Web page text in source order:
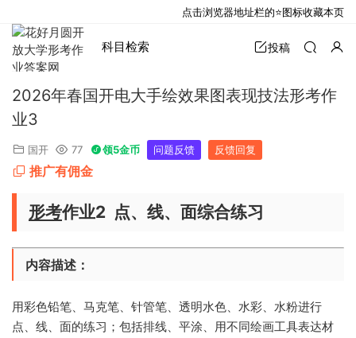
科目检索 投稿
2026年春国开电大手绘效果图表现技法形考作
业3
国开 77 领5金币 问题反馈 反馈回复
推广有佣金
形考作业2 点、线、面综合练习
内容描述：
用彩色铅笔、马克笔、针管笔、透明水色、水彩、水粉进行
点、线、面的练习；包括排线、平涂、用不同绘画工具表达材
点击浏览器地址栏的⭐图标收藏本页